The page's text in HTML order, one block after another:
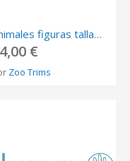
Animales figuras talladas esculturas madera
€
Zoo Trims